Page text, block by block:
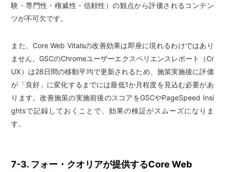
験・専門性・権威性・信頼性）の観点から評価されるコンテン
ツが不可欠です。
また、Core Web Vitalsの改善効果は即座に現れるわけではあり
ません。GSCのChromeユーザーエクスペリエンスレポート（Cr
UX）は28日間の移動平均で更新されるため、施策実施後に評価
が「良好」に変化するまでには最低1か月程度を見込む必要があ
ります。改善施策の実施前後のスコアをGSCやPageSpeed Insi
ghtsで記録しておくことで、効果の検証がスムーズになりま
す。
7-3. フォー・クオリアが提供するCore Web